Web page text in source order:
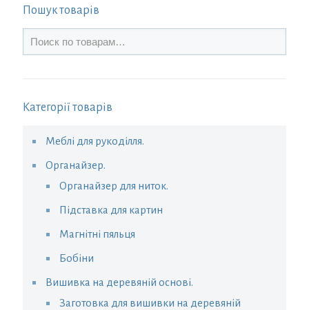
Пошук товарів
Категорії товарів
Меблі для рукоділля.
Органайзер.
Органайзер для ниток.
Підставка для картин
Магнітні пяльця
Бобіни
Вишивка на деревяній основі.
Заготовка для вишивки на деревяній